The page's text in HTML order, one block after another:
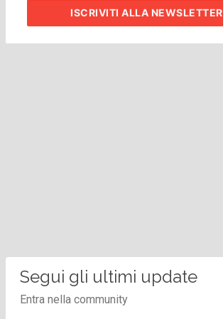
ISCRIVITIALLA NEWSLETTER
Segui gli ultimi update
Entra nella community